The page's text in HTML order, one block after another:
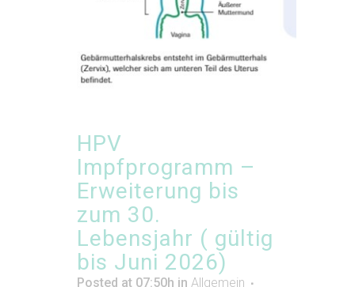
HPV
Impfprogramm –
Erweiterung bis
zum 30.
Lebensjahr ( gültig
bis Juni 2026)
Posted at 07:50h in Allgemein